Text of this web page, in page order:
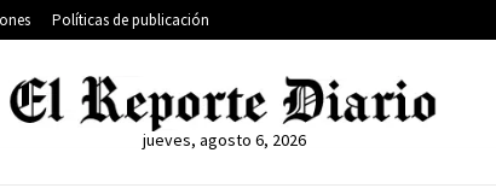
Políticas de publicación
jueves, agosto 6, 2026